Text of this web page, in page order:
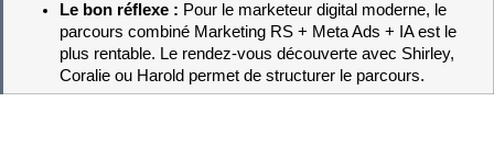
Le bon réflexe : Pour le marketeur digital moderne, le
parcours combiné Marketing RS + Meta Ads + IA est le
plus rentable. Le rendez-vous découverte avec Shirley,
Coralie ou Harold permet de structurer le parcours.